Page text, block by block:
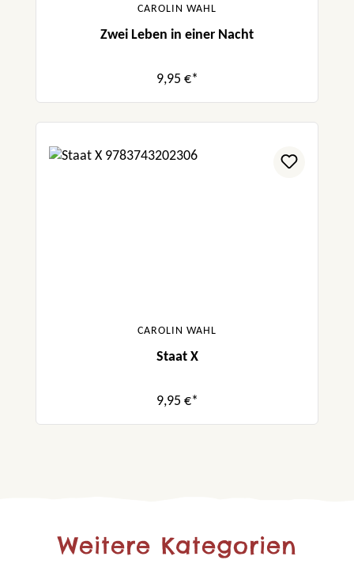
CAROLIN WAHL
Zwei Leben in einer Nacht
9,95 €*
CAROLIN WAHL
Staat X
9,95 €*
Weitere Kategorien